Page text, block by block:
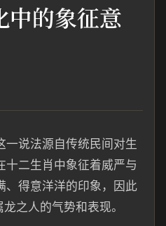
中的象征意
一说法源自传统民间对生
十二生肖中象征着威严与
、得意洋洋的印象，因此
之人的气势和表现。